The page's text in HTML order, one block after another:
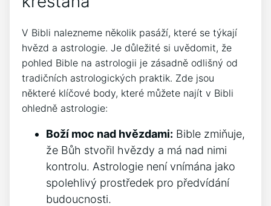
V Bibli nalezneme několik pasáží, které se týkají
hvězd a astrologie. Je důležité si uvědomit, že
pohled Bible na astrologii je zásadně odlišný od
tradičních astrologických praktik. Zde jsou
některé klíčové body, které můžete najít v Bibli
ohledně astrologie:
Boží moc nad hvězdami: Bible zmiňuje,
že Bůh stvořil hvězdy a má nad nimi
kontrolu. Astrologie není vnímána jako
spolehlivý prostředek pro předvídání
budoucnosti.